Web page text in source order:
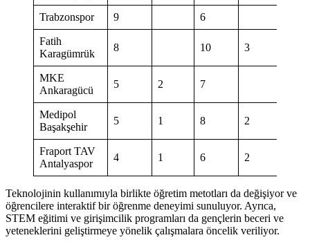
Trabzonspor 9 6
Fatih
Karagümrük
8 10 3
MKE
Ankaragücü
5 2 7
Medipol
Başakşehir
5 1 8 2
Fraport TAV
Antalyaspor
4 1 6 2
Teknolojinin kullanımıyla birlikte öğretim metotları da değişiyor ve
öğrencilere interaktif bir öğrenme deneyimi sunuluyor. Ayrıca,
STEM eğitimi ve girişimcilik programları da gençlerin beceri ve
yeteneklerini geliştirmeye yönelik çalışmalara öncelik veriliyor.